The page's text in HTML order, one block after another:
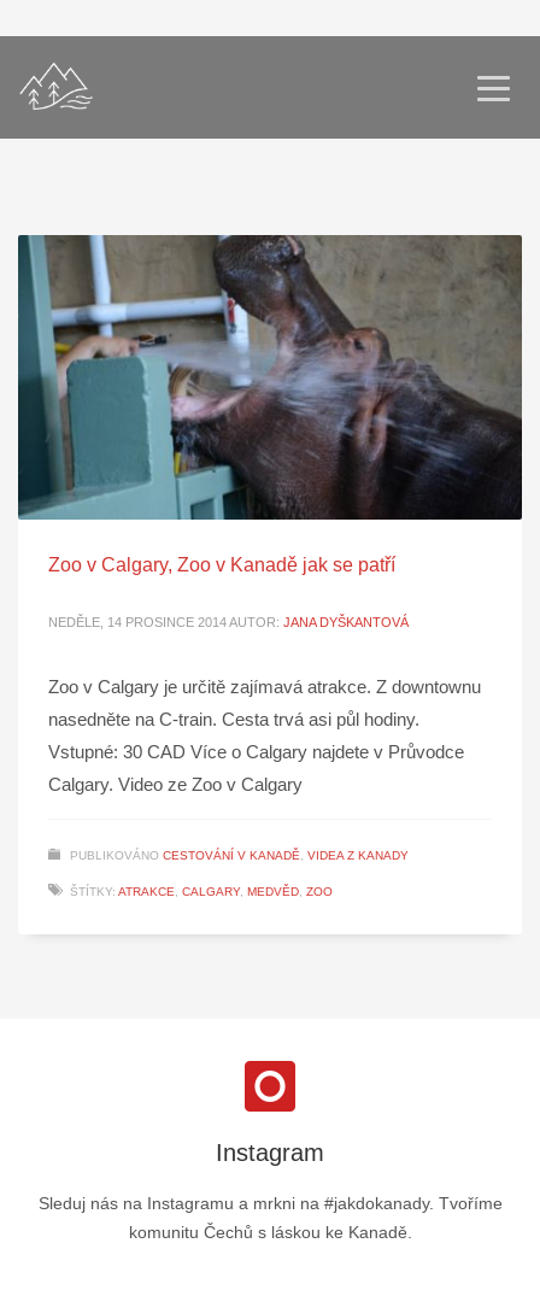
Zoo v Calgary, Zoo v Kanadě jak se patří
NEDĚLE, 14 PROSINCE 2014AUTOR: JANA DYŠKANTOVÁ
Zoo v Calgary je určitě zajímavá atrakce. Z downtownu
nasedněte na C-train. Cesta trvá asi půl hodiny.
Vstupné: 30 CAD Více o Calgary najdete v Průvodce
Calgary. Video ze Zoo v Calgary
PUBLIKOVÁNO CESTOVÁNÍ V KANADĚ, VIDEA Z KANADY
ŠTÍTKY: ATRAKCE, CALGARY, MEDVĚD, ZOO
Instagram
Sleduj nás na Instagramu a mrkni na #jakdokanady. Tvoříme
komunitu Čechů s láskou ke Kanadě.